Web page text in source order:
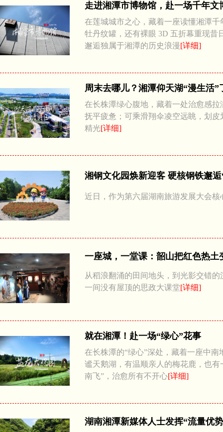
走进湘潭市博物馆，赴一场千年文
在莲城城市之心，藏着一座读懂湘潭
牡丹纹罐，还有裸眼 3D 五折幕重现昔
邂逅独属于湘潭的历史浪漫[详细]
周末去哪儿？湘潭仰天湖“漫生活”
在长株潭绿心腹地，藏着一处治愈感
抚平疲惫；可乘滑翔伞凌空远眺，划
精光[详细]
湘钢文化园焕新迎客 硬核钢铁邂
近日，作为第六届湖南旅游发展大会
一座城，一堂课：韶山把红色热土
从稻浪翻涌的田间地头，到光影交错
一间没有屋顶的思政大课堂[详细]
就在湘潭！赴一场“绿心”花事
在长株潭的“绿心”深处，藏着一座中
谧天鹅湖，有温顺亲人的梅花鹿，也
南飞”，治愈所有不开心[详细]
湖南湘潭新媒体人士发挥“流量优